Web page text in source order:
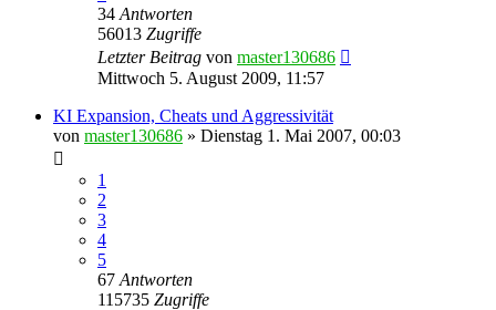
34 Antworten
56013 Zugriffe
Letzter Beitrag von master130686
Mittwoch 5. August 2009, 11:57
KI Expansion, Cheats und Aggressivität
von master130686 » Dienstag 1. Mai 2007, 00:03
1
2
3
4
5
67 Antworten
115735 Zugriffe